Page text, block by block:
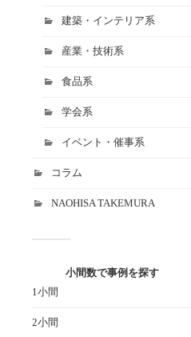
建築・インテリア系
産業・技術系
食品系
学会系
イベント・催事系
コラム
NAOHISA TAKEMURA
小間数で事例を探す
1小間
2小間